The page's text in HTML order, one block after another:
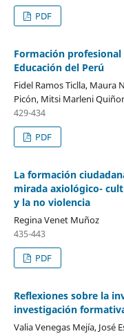
PDF
Formación
Educación del Perú
Fidel Ramos Ticlla, Maura
Picón, Mitsi Marleni
429-434
PDF
La formación
mirada axiológico-
y la no violencia
Regina Venet Muñoz
435-443
PDF
Reflexiones sobre la
investigación
Valia Venegas Mejía, José